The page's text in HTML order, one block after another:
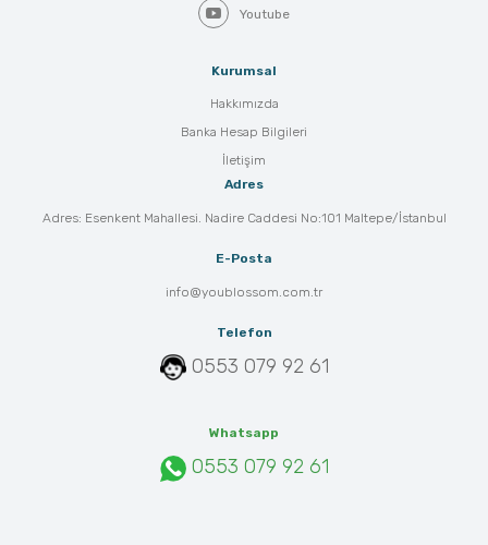
Youtube
Kurumsal
Hakkımızda
Banka Hesap Bilgileri
İletişim
Adres
Adres: Esenkent Mahallesi. Nadire Caddesi No:101 Maltepe/İstanbul
E-Posta
info@youblossom.com.tr
Telefon
0553 079 92 61
Whatsapp
0553 079 92 61